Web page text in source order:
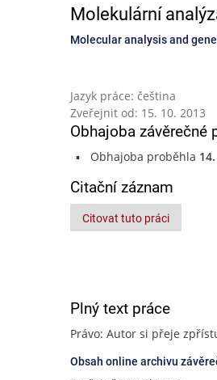
Molekulární
Molecular analysis and
Jazyk práce: čeština
Zveřejnit od: 15. 10. 2013
Obhajoba závěrečné
Obhajoba proběhla
Citační záznam
Citovat tuto práci
Plný text práce
Právo: Autor si přeje
Obsah online archivu